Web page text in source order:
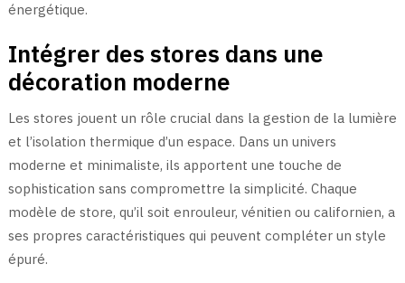
énergétique.
Intégrer des stores dans une
décoration moderne
Les stores jouent un rôle crucial dans la gestion de la lumière
et l’isolation thermique d’un espace. Dans un univers
moderne et minimaliste, ils apportent une touche de
sophistication sans compromettre la simplicité. Chaque
modèle de store, qu’il soit enrouleur, vénitien ou californien, a
ses propres caractéristiques qui peuvent compléter un style
épuré.